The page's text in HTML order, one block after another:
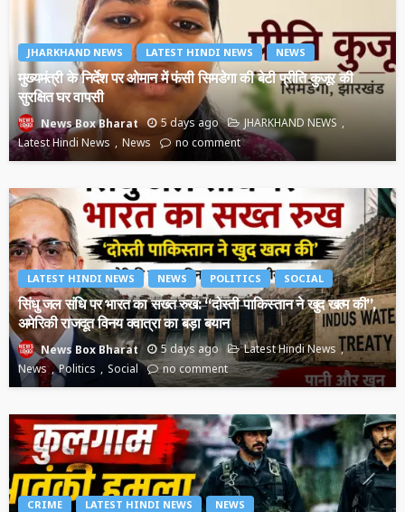
JHARKHAND NEWS LATEST HINDI NEWS NEWS
मुख्यमंत्री के निर्देश पर ओमान में फंसी सिमडेगा की बेटी प्रीति कुजूर की
सुरक्षित घर वापसी
News Box Bharat 5 days ago
JHARKHAND NEWS
Latest Hindi News
News no comment
LATEST HINDI NEWS NEWS POLITICS SOCIAL
सिंधु जल संधि पर भारत का सख्त रुख: “दोस्ती पाकिस्तान ने खुद खत्म की”,
अमेरिकी राजदूत विनय क्वात्रा का बड़ा बयान
News Box Bharat 5 days ago
Latest Hindi News
News
Politics Social no comment
CRIME LATEST HINDI NEWS NEWS